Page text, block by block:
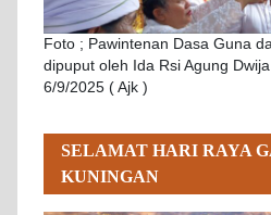
Foto ; Pawintenan Dasa Guna
dipuput oleh Ida Rsi Agung
6/9/2025 ( Ajk )
SELAMAT HARI RAYA
KUNINGAN